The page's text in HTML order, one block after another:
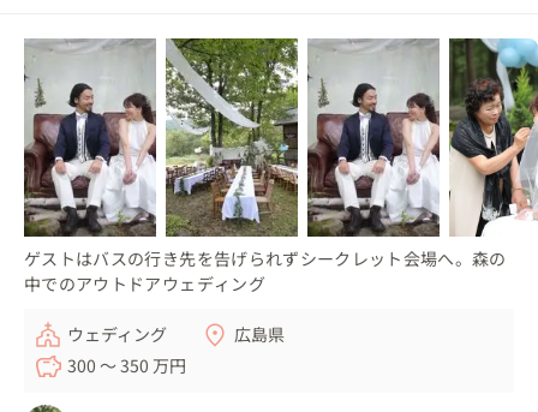
ゲストはバスの行き先を告げられずシークレット会場へ。森の
中でのアウトドアウェディング
ウェディング
広島県
300 〜 350 万円